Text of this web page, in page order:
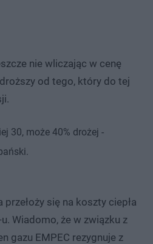
nie wliczając w cenę
od tego, który do tej
30, może 40% drożej -
się na koszty ciepła
Wiadomo, że w związku z
gazu EMPEC rezygnuje z